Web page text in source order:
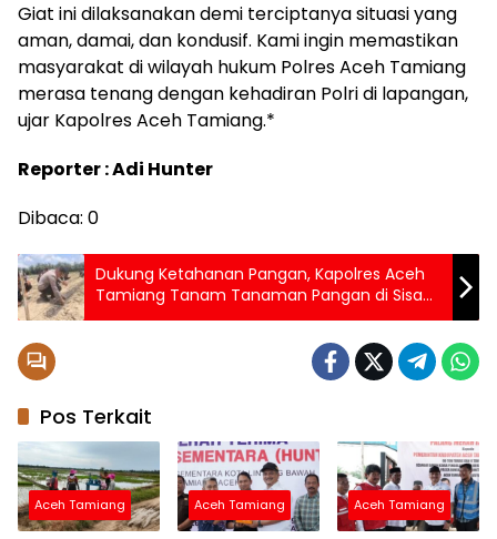
Giat ini dilaksanakan demi terciptanya situasi yang
aman, damai, dan kondusif. Kami ingin memastikan
masyarakat di wilayah hukum Polres Aceh Tamiang
merasa tenang dengan kehadiran Polri di lapangan,
ujar Kapolres Aceh Tamiang.*
Reporter : Adi Hunter
Dibaca: 0
Dukung Ketahanan Pangan, Kapolres Aceh
Tamiang Tanam Tanaman Pangan di Sisa
Lumpur Eks Banjit
Pos Terkait
Aceh Tamiang Aceh Tamiang Aceh Tamiang